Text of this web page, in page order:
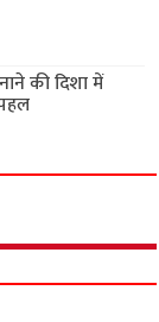
की दिशा में